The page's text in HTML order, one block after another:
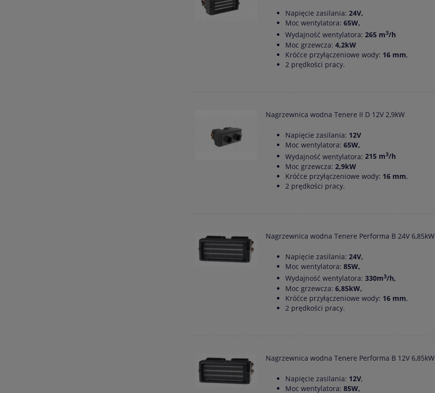
Napięcie zasilania: 24V,
Moc wentylatora: 65W,
Wydajność wentylatora: 265 m3/h
Moc grzewcza: 4,2kW
Króćce przyłączeniowe wody: 16 mm,
2 prędkości pracy.
Nagrzewnica wodna Tenere II D 12V 2,9kW
Napięcie zasilania: 12V
Moc wentylatora: 65W,
Wydajność wentylatora: 215 m3/h
Moc grzewcza: 2,9kW
Króćce przyłączeniowe wody: 16 mm,
2 prędkości pracy.
Nagrzewnica wodna Tenere Performa B 24V 6,85kW
Napięcie zasilania: 24V,
Moc wentylatora: 85W,
Wydajność wentylatora: 330m3/h,
Moc grzewcza: 6,85kW,
Króćce przyłączeniowe wody: 16 mm,
2 prędkości pracy.
Nagrzewnica wodna Tenere Performa B 12V 6,85kW
Napięcie zasilania: 12V,
Moc wentylatora: 85W,